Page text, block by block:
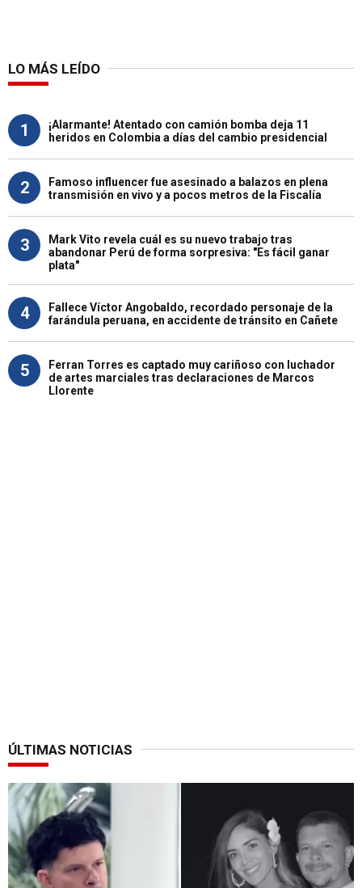
LO MÁS LEÍDO
1
¡Alarmante! Atentado con camión bomba deja 11
heridos en Colombia a días del cambio presidencial
2
Famoso influencer fue asesinado a balazos en plena
transmisión en vivo y a pocos metros de la Fiscalía
3
Mark Vito revela cuál es su nuevo trabajo tras
abandonar Perú de forma sorpresiva: "Es fácil ganar
plata"
4
Fallece Víctor Angobaldo, recordado personaje de la
farándula peruana, en accidente de tránsito en Cañete
5
Ferran Torres es captado muy cariñoso con luchador
de artes marciales tras declaraciones de Marcos
Llorente
ÚLTIMAS NOTICIAS